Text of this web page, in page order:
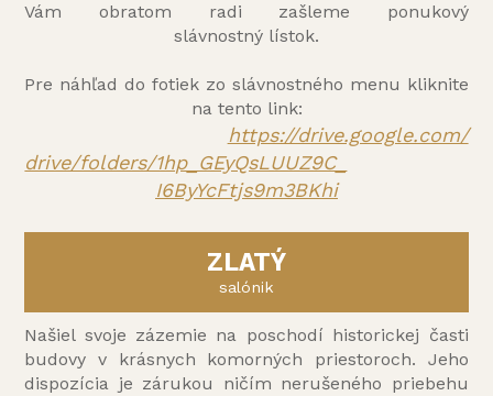
Vám obratom radi zašleme ponukový
slávnostný lístok.
Pre náhľad do fotiek zo slávnostného menu kliknite
na tento link:
https://drive.google.com/
drive/folders/1hp_GEyQsLUUZ9C_
I6ByYcFtjs9m3BKhi
ZLATÝ
salónik
Našiel svoje zázemie na poschodí historickej časti
budovy v krásnych komorných priestoroch. Jeho
dispozícia je zárukou ničím nerušeného priebehu